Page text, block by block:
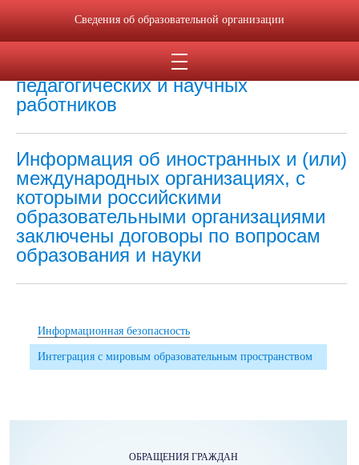
программам
Численность иностранных
педагогических и научных
работников
Информация об иностранных и (или)
международных организациях, с
которыми российскими
образовательными организациями
заключены договоры по вопросам
образования и науки
Информационная безопасность
Интеграция с мировым образовательным пространством
ОБРАЩЕНИЯ ГРАЖДАН
Сведения об образовательной организации